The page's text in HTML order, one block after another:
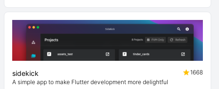
sidekick
1668
A simple app to make Flutter development more delightful